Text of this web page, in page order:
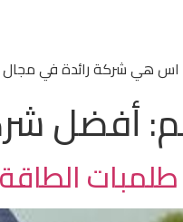
هي شركة رائدة في مجال
أفضل
طلمبات